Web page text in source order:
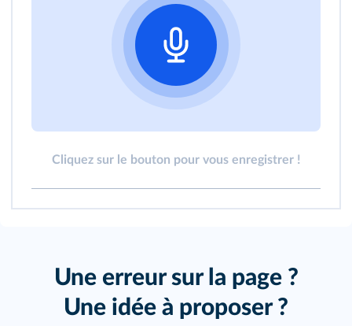
Cliquez sur le bouton pour vous enregistrer !
Une erreur sur la page ?
Une idée à proposer ?